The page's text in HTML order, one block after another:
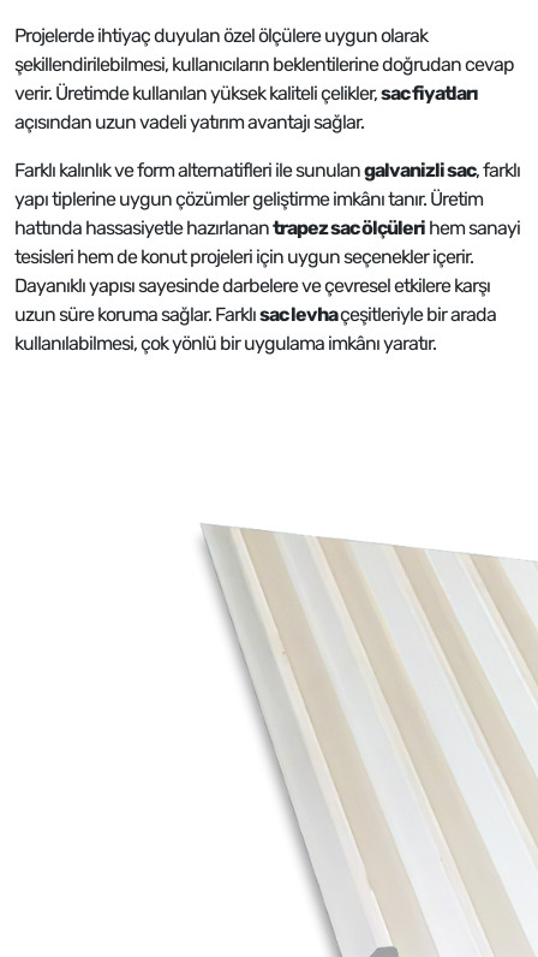
Projelerde ihtiyaç duyulan özel ölçülere uygun olarak
şekillendirilebilmesi, kullanıcıların beklentilerine doğrudan cevap
verir. Üretimde kullanılan yüksek kaliteli çelikler,sac fiyatları
açısından uzun vadeli yatırım avantajı sağlar.
Farklı kalınlık ve form alternatifleri ile sunulangalvanizli sac, farklı
yapı tiplerine uygun çözümler geliştirme imkânı tanır. Üretim
hattında hassasiyetle hazırlanantrapez sac ölçüleri hem sanayi
tesisleri hem de konut projeleri için uygun seçenekler içerir.
Dayanıklı yapısı sayesinde darbelere ve çevresel etkilere karşı
uzun süre koruma sağlar. Farklısac levhaçeşitleriyle bir arada
kullanılabilmesi, çok yönlü bir uygulama imkânı yaratır.